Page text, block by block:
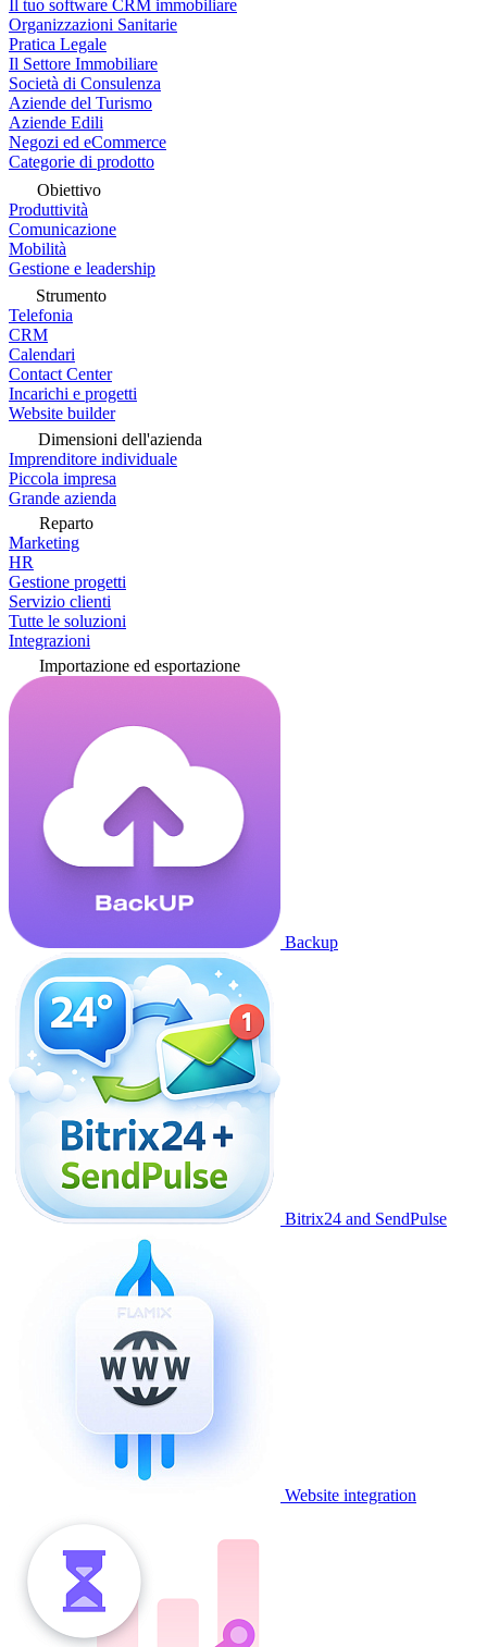
Il tuo software CRM immobiliare
Organizzazioni Sanitarie
Pratica Legale
Il Settore Immobiliare
Società di Consulenza
Aziende del Turismo
Aziende Edili
Negozi ed eCommerce
Categorie di prodotto
Obiettivo
Produttività
Comunicazione
Mobilità
Gestione e leadership
Strumento
Telefonia
CRM
Calendari
Contact Center
Incarichi e progetti
Website builder
Dimensioni dell'azienda
Imprenditore individuale
Piccola impresa
Grande azienda
Reparto
Marketing
HR
Gestione progetti
Servizio clienti
Tutte le soluzioni
Integrazioni
Importazione ed esportazione
Backup
Bitrix24 and SendPulse
Website integration